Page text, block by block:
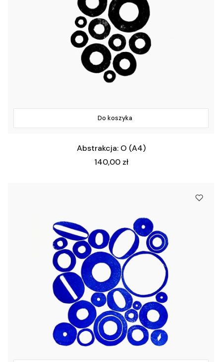
Do koszyka
Abstrakcja: O (A4)
Cena
140,00 zł